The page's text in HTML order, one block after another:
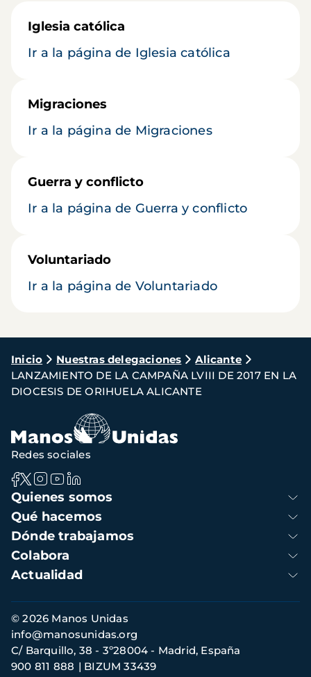
Iglesia católica
Ir a la página de Iglesia católica
Migraciones
Ir a la página de Migraciones
Guerra y conflicto
Ir a la página de Guerra y conflicto
Voluntariado
Ir a la página de Voluntariado
Ruta
de
navegación
Inicio Nuestras delegaciones
Alicante
LANZAMIENTO DE LA CAMPAÑA LVIII DE 2017 EN LA
DIOCESIS DE ORIHUELA ALICANTE
Navegación
principal
Quienes somos
Qué hacemos
Dónde trabajamos
Colabora
Actualidad
Redes sociales
Información
de
contacto
© 2026 Manos Unidas
C/ Barquillo, 38 - 3º28004 - Madrid, España
900 811 888
BIZUM 33439
info@manosunidas.org